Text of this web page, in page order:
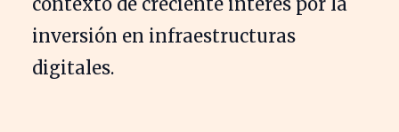
inversión en infraestructuras
digitales.